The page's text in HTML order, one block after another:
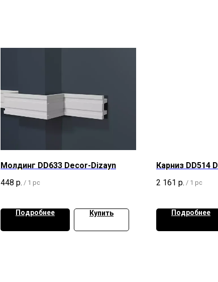
Молдинг DD633 Decor-Dizayn
448 р. / 1 pc
Подробнее Купить
Карниз DD514
2 161 р. / 1 pc
Подробнее